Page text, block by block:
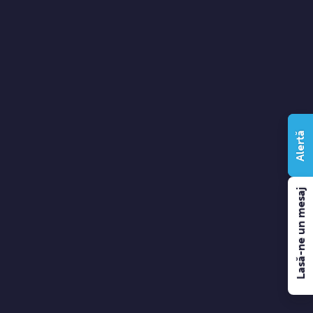
Alertă
Lasă-ne un mesaj